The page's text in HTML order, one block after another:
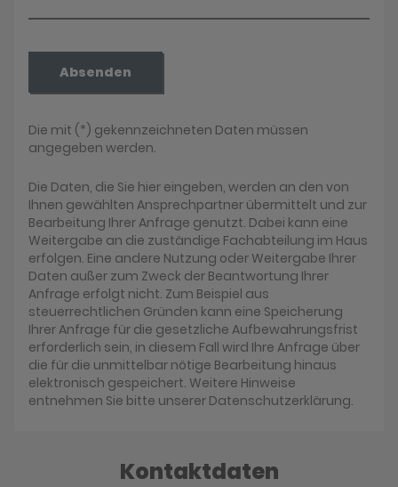
Absenden
Die mit (*) gekennzeichneten Daten müssen
angegeben werden.
Die Daten, die Sie hier eingeben, werden an den von
Ihnen gewählten Ansprechpartner übermittelt und zur
Bearbeitung Ihrer Anfrage genutzt. Dabei kann eine
Weitergabe an die zuständige Fachabteilung im Haus
erfolgen. Eine andere Nutzung oder Weitergabe Ihrer
Daten außer zum Zweck der Beantwortung Ihrer
Anfrage erfolgt nicht. Zum Beispiel aus
steuerrechtlichen Gründen kann eine Speicherung
Ihrer Anfrage für die gesetzliche Aufbewahrungsfrist
erforderlich sein, in diesem Fall wird Ihre Anfrage über
die für die unmittelbar nötige Bearbeitung hinaus
elektronisch gespeichert. Weitere Hinweise
entnehmen Sie bitte unserer Datenschutzerklärung.
Kontaktdaten